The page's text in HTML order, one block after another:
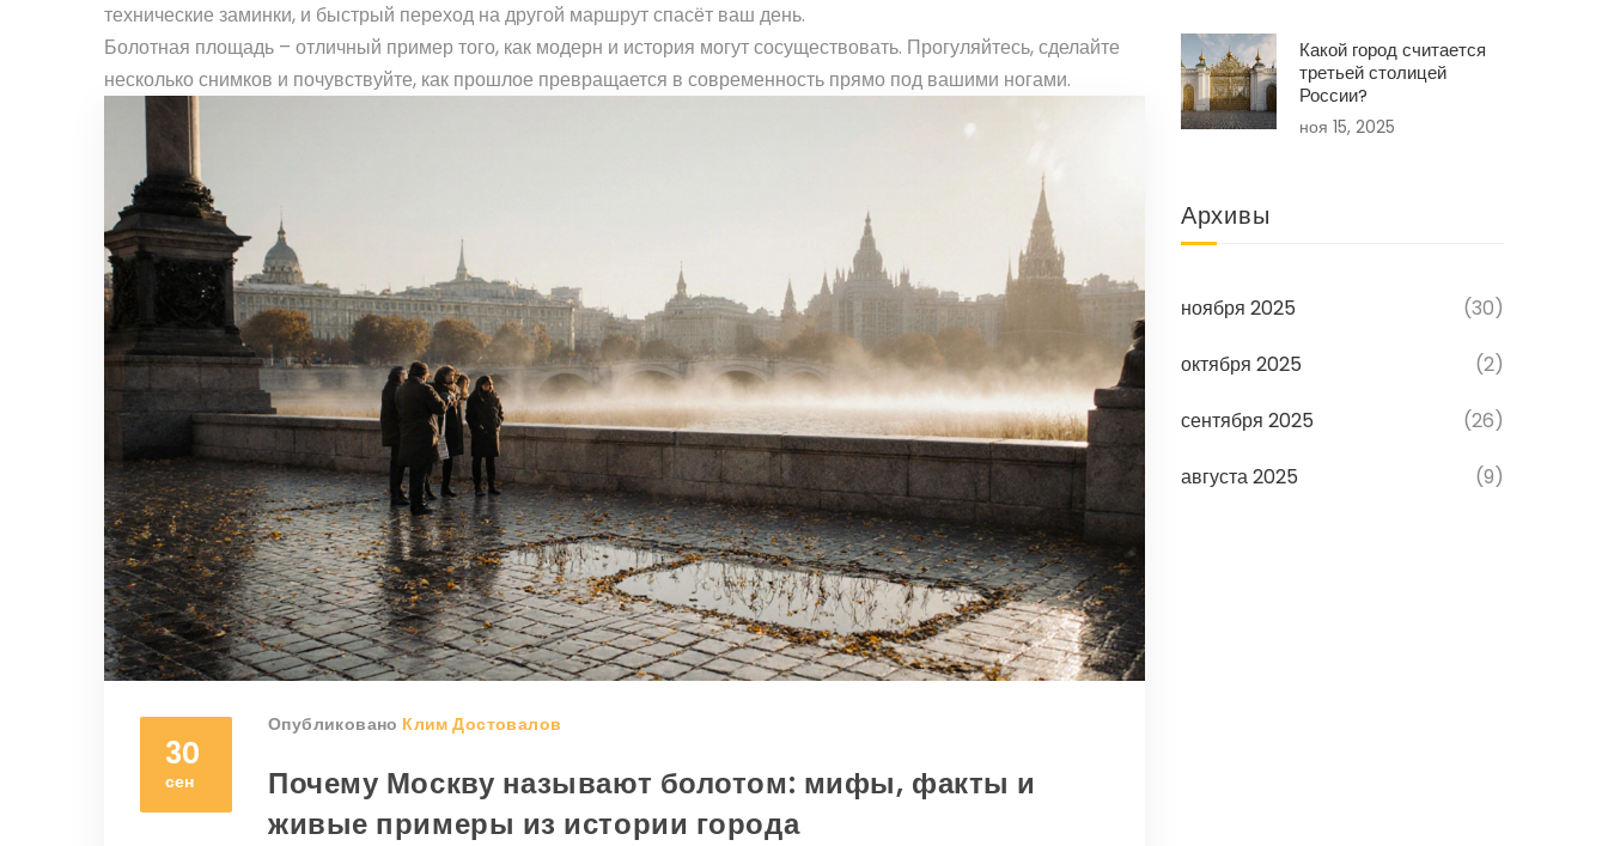
технические заминки, и быстрый переход на другой маршрут спасёт ваш день.
Болотная площадь – отличный пример того, как модерн и история могут сосуществовать. Прогуляйтесь, сделайте
несколько снимков и почувствуйте, как прошлое превращается в современность прямо под вашими ногами.
30
сен
Опубликовано Клим Достовалов
Почему Москву называют болотом: мифы, факты и
живые примеры из истории города
Какой город считается
третьей столицей
России?
ноя 15, 2025
Архивы
ноября 2025 (30)
октября 2025 (2)
сентября 2025 (26)
августа 2025 (9)